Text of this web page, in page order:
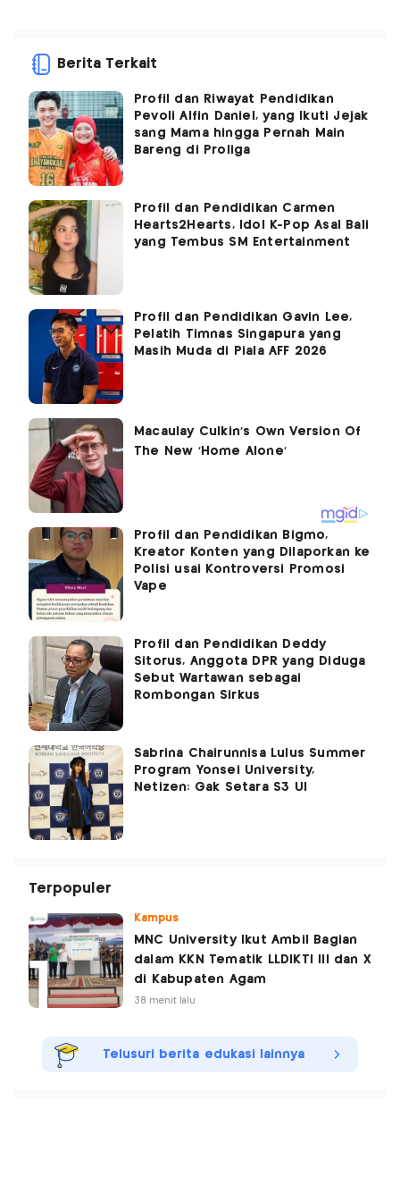
Berita Terkait
Profil dan Riwayat Pendidikan
Pevoli Alfin Daniel, yang Ikuti Jejak
sang Mama hingga Pernah Main
Bareng di Proliga
Profil dan Pendidikan Carmen
Hearts2Hearts, Idol K-Pop Asal Bali
yang Tembus SM Entertainment
Profil dan Pendidikan Gavin Lee,
Pelatih Timnas Singapura yang
Masih Muda di Piala AFF 2026
Profil dan Pendidikan Bigmo,
Kreator Konten yang Dilaporkan ke
Polisi usai Kontroversi Promosi
Vape
Profil dan Pendidikan Deddy
Sitorus, Anggota DPR yang Diduga
Sebut Wartawan sebagai
Rombongan Sirkus
Sabrina Chairunnisa Lulus Summer
Program Yonsei University,
Netizen: Gak Setara S3 UI
Terpopuler
Kampus
MNC University Ikut Ambil Bagian
dalam KKN Tematik LLDIKTI III dan X
di Kabupaten Agam
38 menit lalu
Telusuri berita edukasi lainnya